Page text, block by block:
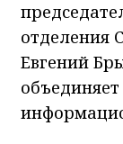
отделения
Евгений